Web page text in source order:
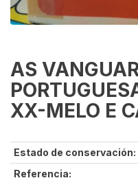
AS
XX-MELO E
Estado de conservación:
Referencia: